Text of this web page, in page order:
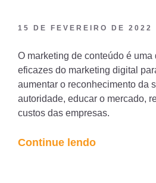
15 DE FEVEREIRO DE 2022
O marketing de conteúdo é
eficazes do marketing digital
aumentar o reconhecimento da
autoridade, educar o mercado,
custos das empresas.
Continue lendo“Marketing